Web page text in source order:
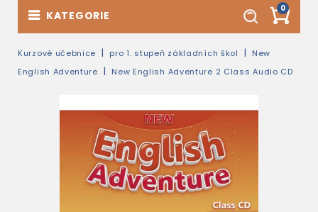
0
KATEGORIE
Kurzové učebnice pro 1. stupeň základních škol
New
English Adventure
New English Adventure 2 Class Audio CD